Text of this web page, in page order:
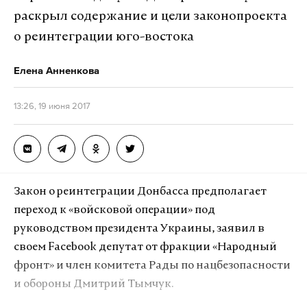
Дзен
Кадр из видео "
Кратовский стрелок оставил предсмертные
записки
раскрыл содержание и цели законопроекта
о реинтеграции юго-востока
Елена Анненкова
13:26, 19 июня 2017
Закон о реинтеграции Донбасса предполагает
переход к «войсковой операции» под
руководством президента Украины, заявил в
своем Facebook депутат от фракции «Народный
фронт» и член комитета Рады по нацбезопасности
и обороны Дмитрий Тымчук.